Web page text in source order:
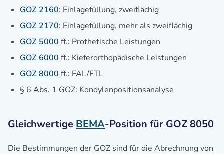
GOZ 2160: Einlagefüllung, zweiflächig
GOZ 2170: Einlagefüllung, mehr als zweiflächig
GOZ 5000 ff.: Prothetische Leistungen
GOZ 6000 ff.: Kieferorthopädische Leistungen
GOZ 8000 ff.: FAL/FTL
§ 6 Abs. 1 GOZ: Kondylenpositionsanalyse
Gleichwertige BEMA-Position für GOZ 8050
Die Bestimmungen der GOZ sind für die Abrechnung von